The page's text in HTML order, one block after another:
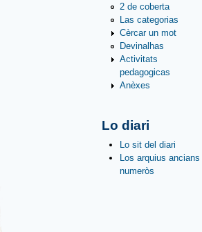
2 de coberta
Las categorias
Cèrcar un mot
Devinalhas
Activitats
pedagogicas
Anèxes
Lo diari
Lo sit del diari
Los arquius ancians
numeròs